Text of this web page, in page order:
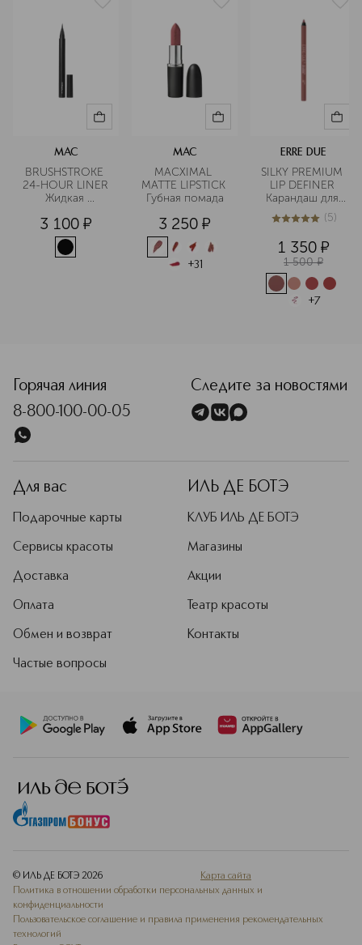
MAC
BRUSHSTROKE
24-HOUR LINER
Жидкая
глаз
3 100 ¤
MAC
MACXIMAL
MATTE LIPSTICK
Губная помада
3 250 ¤
+31
ERRE DUE
SILKY PREMIUM
LIP DEFINER
Карандаш для
губ стойкий
5из 55 (5)
1 350 ¤
1 500 ¤
+7
Горячая линия
8-800-100-00-05
Следите за новостями
Для вас
Подарочные карты
Сервисы красоты
Доставка
Оплата
Обмен и возврат
Частые вопросы
ИЛЬ ДЕ БОТЭ
КЛУБ ИЛЬ ДЕ БОТЭ
Магазины
Акции
Театр красоты
Контакты
© ИЛЬ ДЕ БОТЭ 2026
Карта сайта
Политика в отношении обработки персональных данных и
конфиденциальности
Пользовательское соглашение и правила применения рекомендательных
технологий